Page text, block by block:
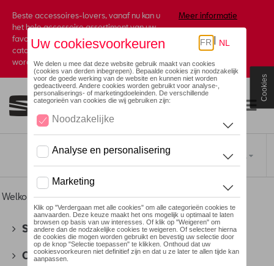
Beste accessoires-lovers, vanaf nu kan u
het hele accessoire assortiment van uw
favoriete merk terugvinden in de online
catalogus. Deze kunnen steeds besteld
worden via uw dealer.
Meer informatie
Toggle navigation
Welkom >Voor u >Active Collectie > Accessoires
SEAT(178)
CUPRA(201)
Cookies